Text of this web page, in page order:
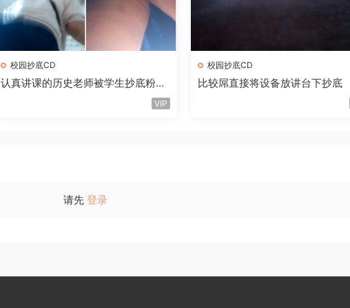
校园抄底CD
认真讲课的历史老师被学生抄底粉色
VIP
校园抄底CD
比较屌直接将设备放讲台下抄底
请先 登录